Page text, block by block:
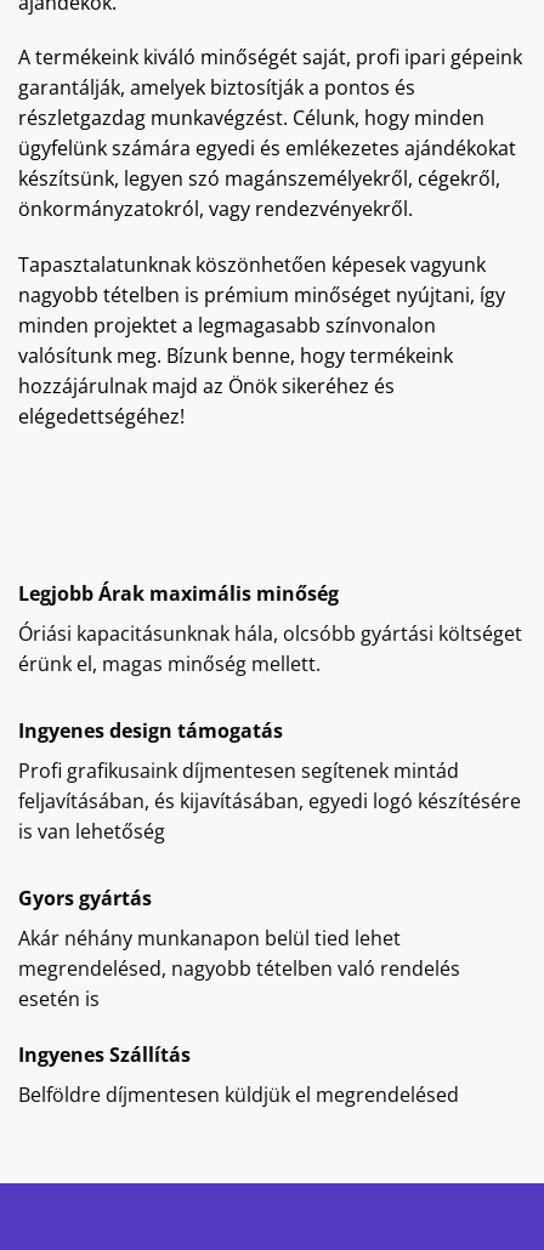
A termékeink kiváló minőségét saját, profi ipari gépeink
garantálják, amelyek biztosítják a pontos és
részletgazdag munkavégzést. Célunk, hogy minden
ügyfelünk számára egyedi és emlékezetes ajándékokat
készítsünk, legyen szó magánszemélyekről, cégekről,
önkormányzatokról, vagy rendezvényekről.
Tapasztalatunknak köszönhetően képesek vagyunk
nagyobb tételben is prémium minőséget nyújtani, így
minden projektet a legmagasabb színvonalon
valósítunk meg. Bízunk benne, hogy termékeink
hozzájárulnak majd az Önök sikeréhez és
elégedettségéhez!
Legjobb Árak maximális minőség
Óriási kapacitásunknak hála, olcsóbb gyártási költséget
érünk el, magas minőség mellett.
Ingyenes design támogatás
Profi grafikusaink díjmentesen segítenek mintád
feljavításában, és kijavításában, egyedi logó készítésére
is van lehetőség
Gyors gyártás
Akár néhány munkanapon belül tied lehet
megrendelésed, nagyobb tételben való rendelés
esetén is
Ingyenes Szállítás
Belföldre díjmentesen küldjük el megrendelésed